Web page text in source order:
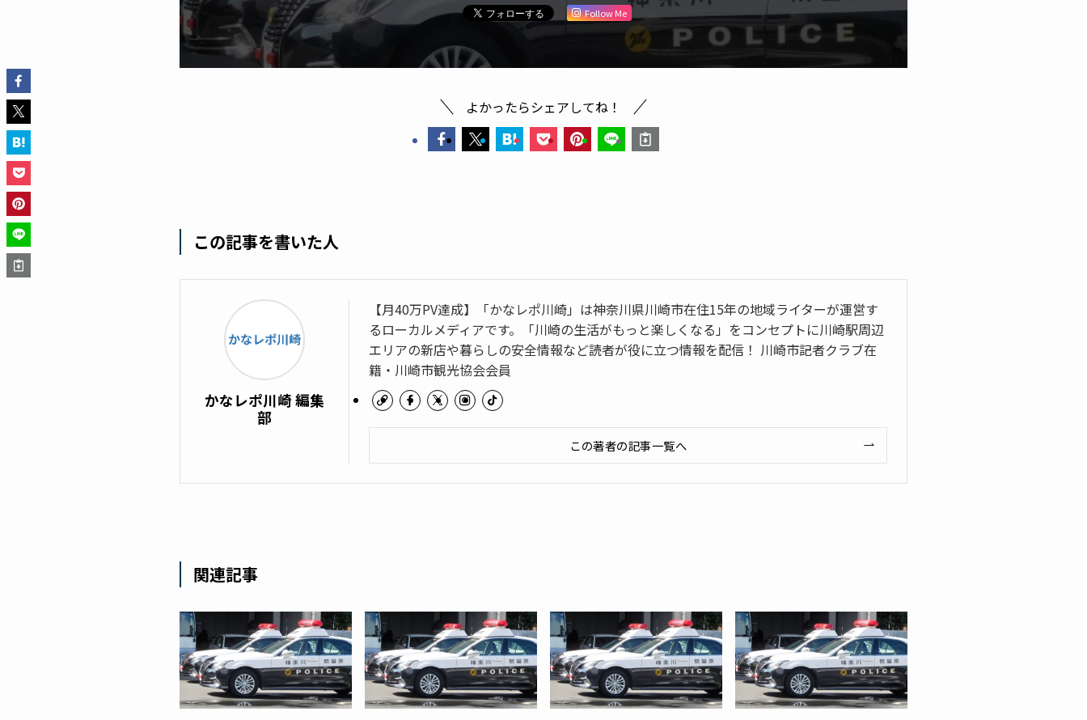
Follow Me
よかったらシェアしてね！
この記事を書いた人
かなレポ川崎 編集
部
【月40万PV達成】「かなレポ川崎」は神奈川県川崎市在住15年の地域ライターが運営す
るローカルメディアです。「川崎の生活がもっと楽しくなる」をコンセプトに川崎駅周辺
エリアの新店や暮らしの安全情報など読者が役に立つ情報を配信！ 川崎市記者クラブ在
籍・川崎市観光協会会員
この著者の記事一覧へ
関連記事